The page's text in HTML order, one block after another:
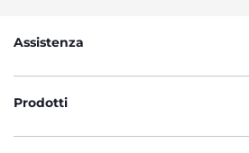
Assistenza
Prodotti